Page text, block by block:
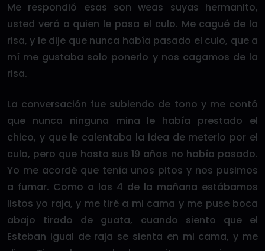
Me respondió esas son weas suyas hermanito,
usted verá a quien le pasa el culo. Me cagué de la
risa, y le dije que nunca había pasado el culo, que a
mí me gustaba solo ponerlo y nos cagamos de la
risa.
La conversación fue subiendo de tono y me contó
que nunca ninguna mina le había prestado el
chico, y que le calentaba la idea de meterlo por el
culo, pero que hasta sus 19 años no había pasado.
Yo me acordé que tenía unos pitos y nos pusimos
a fumar. Como a las 4 de la mañana estábamos
listos yo raja, y me tiré a mi cama y me puse boca
abajo tirado de guata, cuando siento que el
Esteban igual de raja se sienta en mi cama, y me